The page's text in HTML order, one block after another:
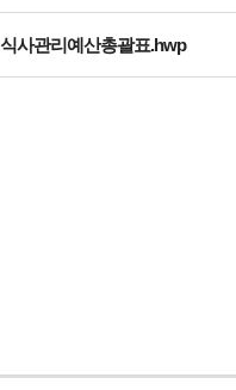
식사관리예산총괄표.hwp